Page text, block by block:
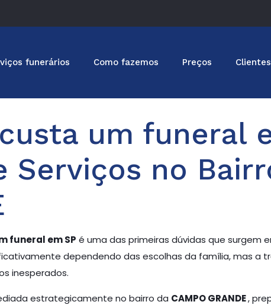
funerários Como fazemos Preços Clientes
um funeral
Serviços no
funeral em SP é uma das primeiras dúvidas que surgem
dependendo das escolhas da família, mas a
inesperados.
estrategicamente no bairro da CAMPO GRANDE,